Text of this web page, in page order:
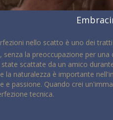
nello scatto è uno dei
la preoccupazione per
scattate da un amico
naturalezza è importante
e passione. Quando crei
tecnica.